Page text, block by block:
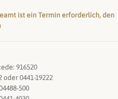
ist ein Termin erforderlich, den
916520
0441-19222
500